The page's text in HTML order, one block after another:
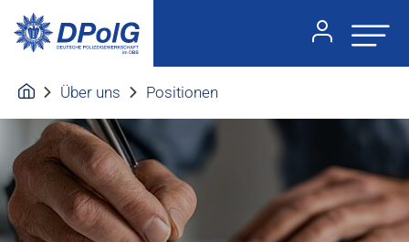
Über uns Positionen